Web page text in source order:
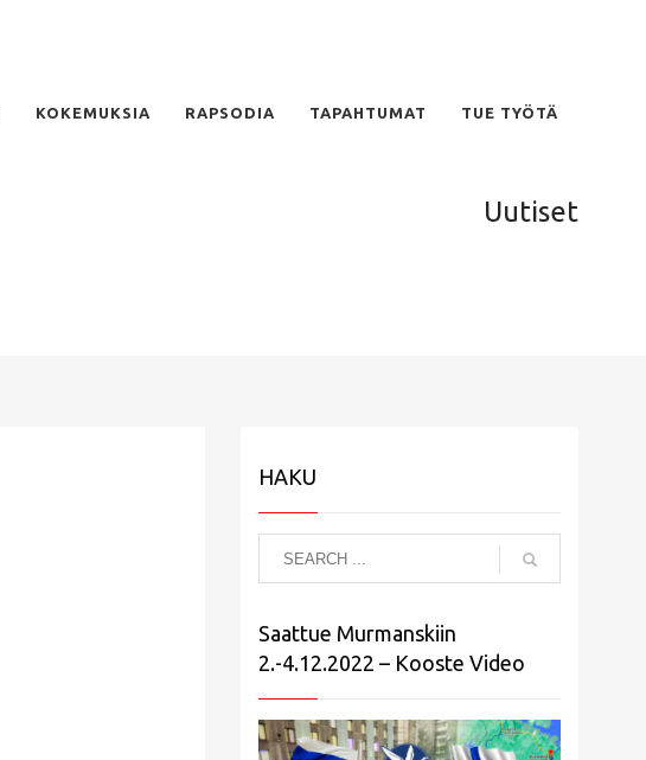
KOKEMUKSIA RAPSODIA TAPAHTUMAT TUE TYÖTÄ
Uutiset
HAKU
Saattue Murmanskiin
2.-4.12.2022 – Kooste Video